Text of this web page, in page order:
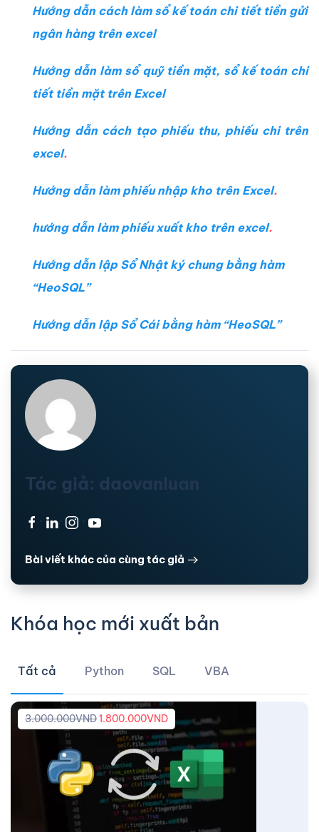
Hướng dẫn cách làm sổ kế toán chi tiết tiền gửi
ngân hàng trên excel
Hướng dẫn làm sổ quỹ tiền mặt, sổ kế toán chi
tiết tiền mặt trên Excel
Hướng dẫn cách tạo phiếu thu, phiếu chi trên
excel.
Hướng dẫn làm phiếu nhập kho trên Excel.
hướng dẫn làm phiếu xuất kho trên excel.
Hướng dẫn lập Sổ Nhật ký chung bằng hàm
“HeoSQL”
Hướng dẫn lập Sổ Cái bằng hàm “HeoSQL”
Tác giả: daovanluan
· · ·
Bài viết khác của cùng tác giả
Khóa học mới xuất bản
Tất cả Python SQL VBA
3.000.000VND1.800.000VND